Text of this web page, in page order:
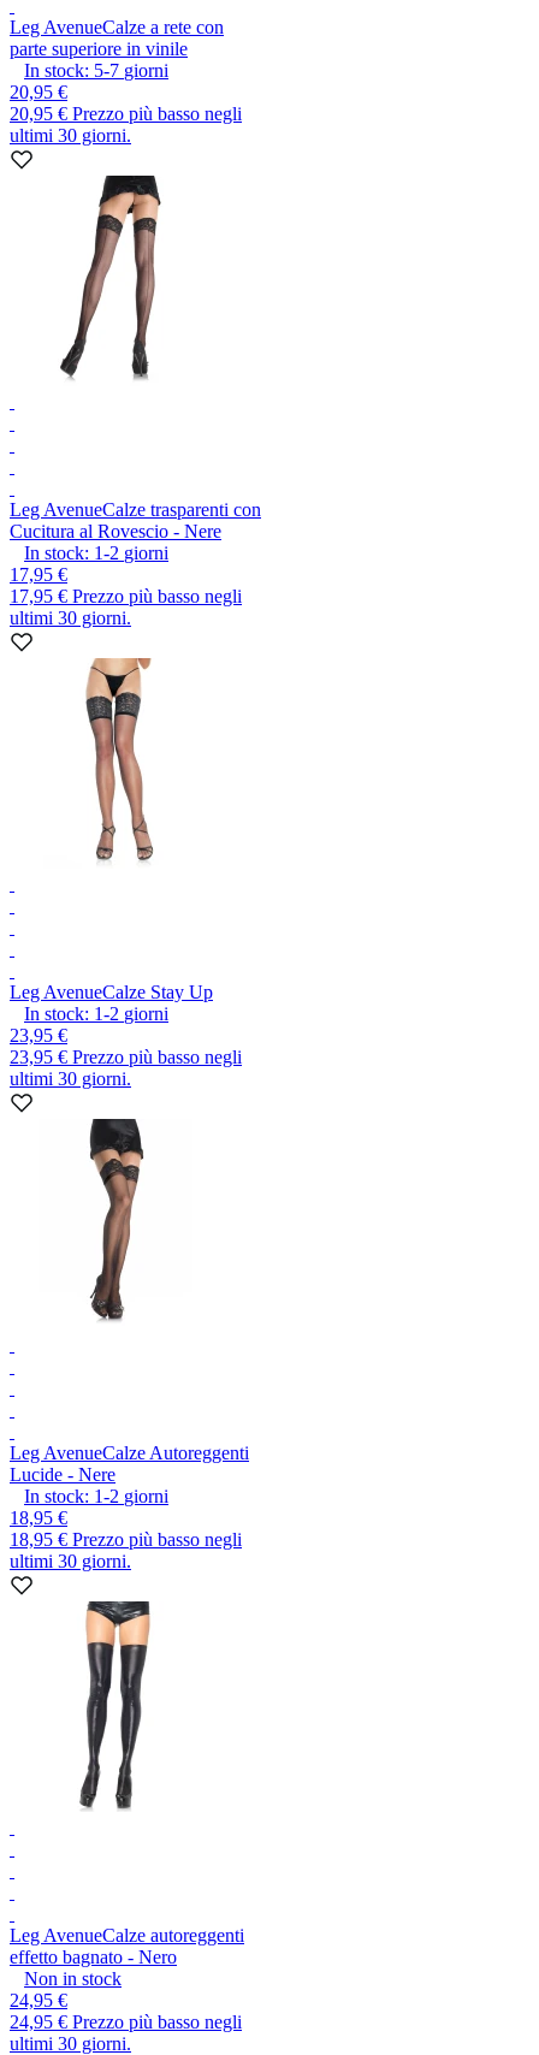
Leg AvenueCalze a rete con
parte superiore in vinile
In stock: 5-7 giorni
20,95 €
20,95 € Prezzo più basso negli
ultimi 30 giorni.
Leg AvenueCalze trasparenti con
Cucitura al Rovescio - Nere
In stock: 1-2 giorni
17,95 €
17,95 € Prezzo più basso negli
ultimi 30 giorni.
Leg AvenueCalze Stay Up
In stock: 1-2 giorni
23,95 €
23,95 € Prezzo più basso negli
ultimi 30 giorni.
Leg AvenueCalze Autoreggenti
Lucide - Nere
In stock: 1-2 giorni
18,95 €
18,95 € Prezzo più basso negli
ultimi 30 giorni.
Leg AvenueCalze autoreggenti
effetto bagnato - Nero
Non in stock
24,95 €
24,95 € Prezzo più basso negli
ultimi 30 giorni.